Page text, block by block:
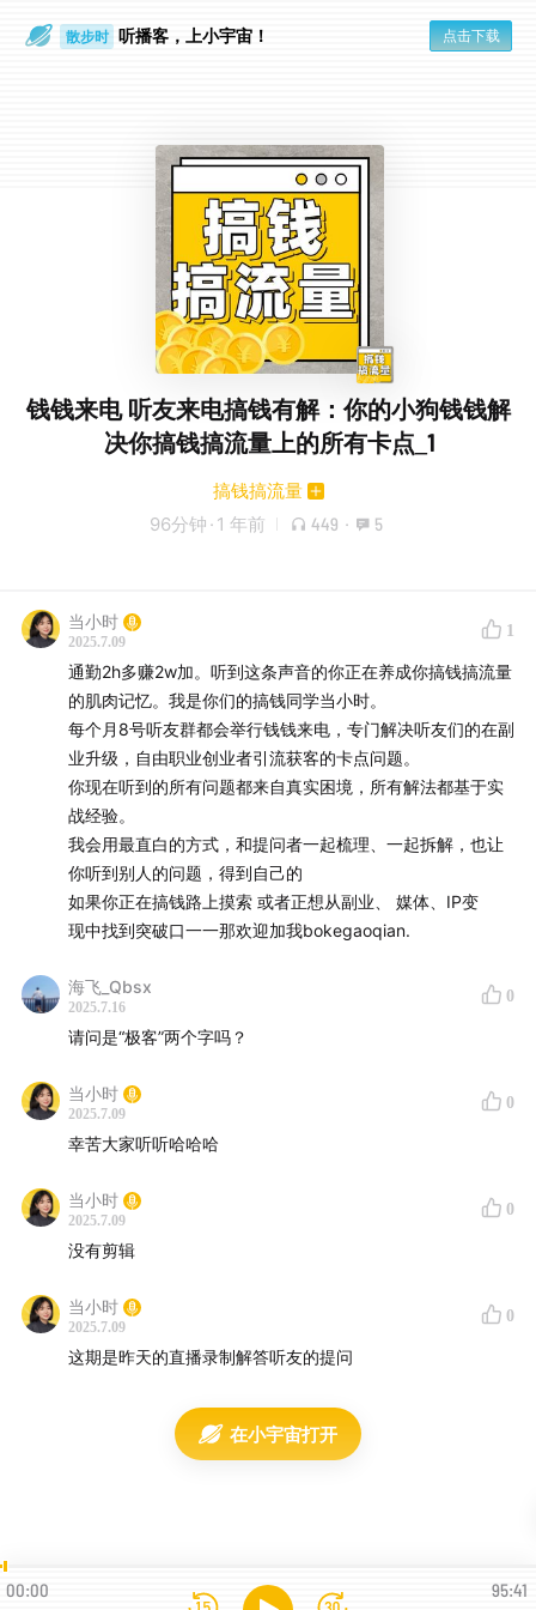
散步时 听播客，上小宇宙！ 点击下载
钱钱来电 听友来电搞钱有解：你的小狗钱钱解
决你搞钱搞流量上的所有卡点_1
搞钱搞流量
96分钟 · 1 年前 449 · 5
当小时
2025.7.09
1
通勤2h多赚2w加。听到这条声音的你正在养成你搞钱搞流量
的肌肉记忆。我是你们的搞钱同学当小时。
每个月8号听友群都会举行钱钱来电，专门解决听友们的在副
业升级，自由职业创业者引流获客的卡点问题。
你现在听到的所有问题都来自真实困境，所有解法都基于实
战经验。
我会用最直白的方式，和提问者一起梳理、一起拆解，也让
你听到别人的问题，得到自己的
如果你正在搞钱路上摸索 或者正想从副业、 媒体、IP变
现中找到突破口一一那欢迎加我bokegaoqian.
海飞_Qbsx
2025.7.16
0
请问是“极客”两个字吗？
当小时
2025.7.09
0
幸苦大家听听哈哈哈
当小时
2025.7.09
0
没有剪辑
当小时
2025.7.09
0
这期是昨天的直播录制解答听友的提问
在小宇宙打开
00:00 95:41